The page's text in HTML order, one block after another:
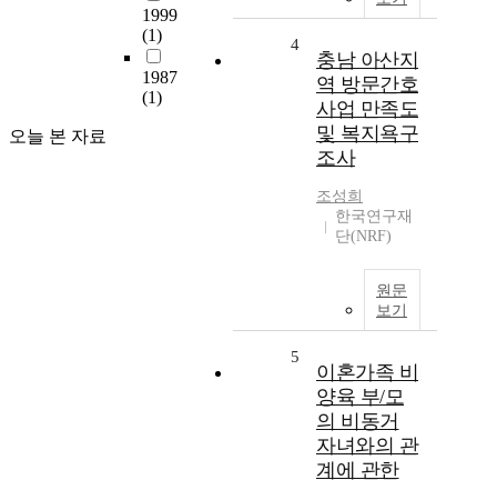
1999
(1)
1987
(1)
오늘 본 자료
4
충남 아산지
역 방문간호
사업 만족도
및 복지욕구
조사
조성희
한국연구재
단(NRF)
원문
보기
5
이혼가족 비
양육 부/모
의 비동거
자녀와의 관
계에 관한